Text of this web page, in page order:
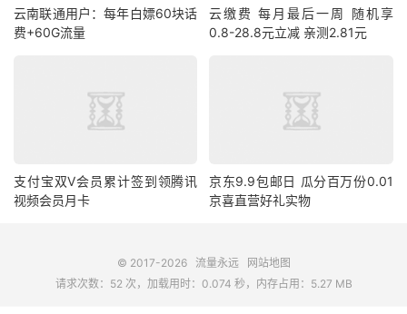
云南联通用户：每年白嫖60块话
费+60G流量
云缴费 每月最后一周 随机享
0.8-28.8元立减 亲测2.81元
支付宝双V会员累计签到领腾讯
视频会员月卡
京东9.9包邮日 瓜分百万份0.01
京喜直营好礼实物
© 2017-2026 流量永远
网站地图
请求次数：52 次，加载用时：0.074 秒，内存占用：5.27 MB